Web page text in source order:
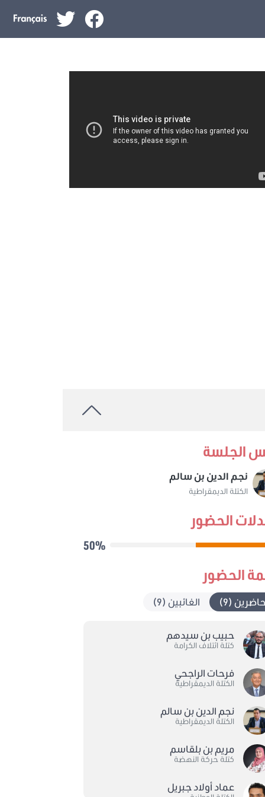
الجلسة
نجم الدين بن سالم
الكتلة الديمقراطية
الحضور
50%
الحضور
(9) الغائبين (9)
حبيب بن سيدهم
كتلة ائتلاف الكرامة
فرحات الراجحي
الكتلة الديمقراطية
نجم الدين بن سالم
الكتلة الديمقراطية
مريم بن بلقاسم
كتلة حركة النهضة
عماد أولاد جبريل